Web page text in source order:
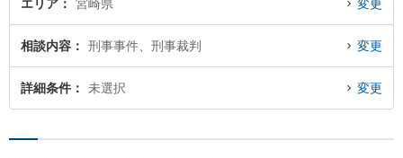
エリア 宮崎県 変更
相談内容 刑事事件、刑事裁判 変更
詳細条件 未選択 変更